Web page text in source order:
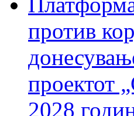
против
проектот
2028